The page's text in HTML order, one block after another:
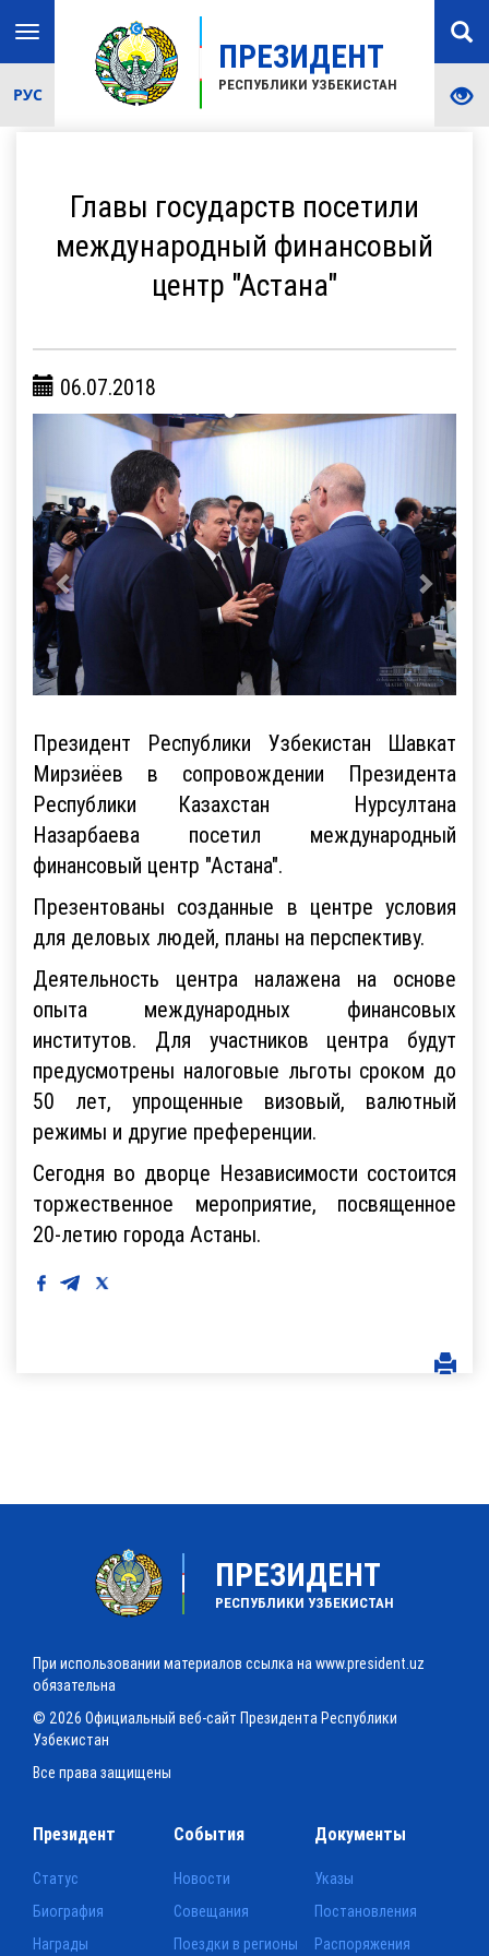
ПРЕЗИДЕНТ
РЕСПУБЛИКИ УЗБЕКИСТАН
Toggle
navigation
РУС
Главы государств посетили
международный финансовый
центр "Астана"
06.07.2018
Президент Республики Узбекистан Шавкат
Мирзиёев в сопровождении Президента
Республики Казахстан Нурсултана
Назарбаева посетил международный
финансовый центр "Астана".
Презентованы созданные в центре условия
для деловых людей, планы на перспективу.
Деятельность центра налажена на основе
опыта международных финансовых
институтов. Для участников центра будут
предусмотрены налоговые льготы сроком до
50 лет, упрощенные визовый, валютный
режимы и другие преференции.
Сегодня во дворце Независимости состоится
торжественное мероприятие, посвященное
20-летию города Астаны.
ПРЕЗИДЕНТ
РЕСПУБЛИКИ УЗБЕКИСТАН
При использовании материалов ссылка на www.president.uz
обязательна
© 2026 Официальный веб-сайт Президента Республики
Узбекистан
Все права защищены
Президент
Статус
Биография
Награды
События
Новости
Совещания
Поездки в регионы
Документы
Указы
Постановления
Распоряжения